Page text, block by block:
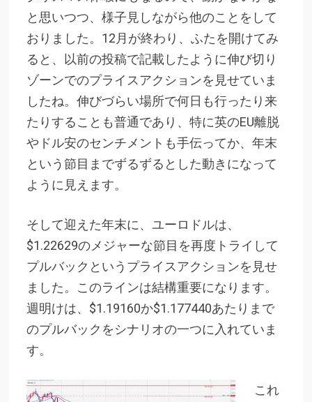
と思いつつ、様子見しながら他のことをして
おりました。12月が終わり、ふたを開けてみ
ると、以前の投稿で記載したように伸び切り
ゾーンでのプライスアクションを見せていま
したね。伸びづらい場所で何日も行ったり来
たりすることも普通であり、特に英のEU離脱
やドル安のセンチメントも手伝ってか、年末
という節目までずるずるとした動きになって
ように見えます。
そして迎えた年末に、ユーロドルは、
$1.22629のメジャーな節目を再度トライして
プルバックというプライスアクションを見せ
ました。このラインは結構重要になります。
週明けは、$1.19160か$1.177440あたりまで
のプルバックをシナリオの一つに入れていま
す。
これ